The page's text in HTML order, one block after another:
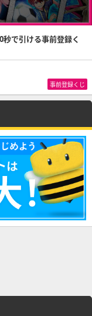
で引ける事前登録く
事前登録くじ